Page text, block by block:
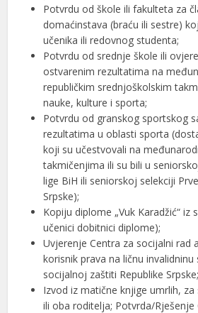
Potvrdu od škole ili fakulteta za
domaćinstava (braću ili sestre)
učenika ili redovnog studenta;
Potvrdu od srednje škole ili
ostvarenim rezultatima na
republičkim srednjoškolskim
nauke, kulture i sporta;
Potvrdu od granskog sportskog
rezultatima u oblasti sporta
koji su učestvovali na
takmičenjima ili su bili u
lige BiH ili seniorskoj selekciji
Srpske);
Kopiju diplome „Vuk Karadžić“ iz
učenici dobitnici diplome);
Uvjerenje Centra za socijalni rad
korisnik prava na ličnu
socijalnoj zaštiti Republike Srpske;
Izvod iz matične knjige umrlih,
ili oba roditelja; Potvrda/Rješenje